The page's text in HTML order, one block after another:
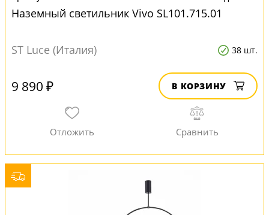
Наземный светильник Vivo SL101.715.01
ST Luce (Италия) 38 шт.
9 890 ₽ В КОРЗИНУ